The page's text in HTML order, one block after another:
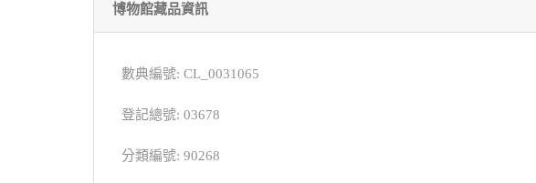
博物館藏品資訊
數典編號: CL_0031065
登記總號: 03678
分類編號: 90268